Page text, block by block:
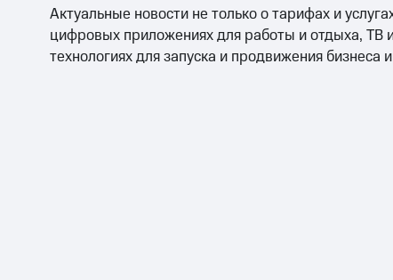
Актуальные новости не только о тарифах и
цифровых приложениях для работы и отдыха, ТВ
технологиях для запуска и продвижения бизнеса